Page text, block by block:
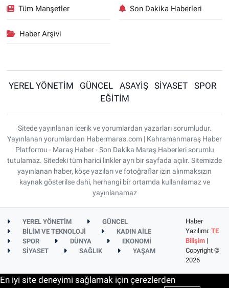
Tüm Manşetler Son Dakika Haberleri
Haber Arşivi
YEREL YÖNETİM GÜNCEL ASAYİŞ SİYASET
SPOR
EĞİTİM
Sitede yayınlanan içerik ve yorumlardan yazarları sorumludur.
Yayınlanan yorumlardan Habermaras.com | Kahramanmaraş Haber
Platformu - Maraş Haber - Son Dakika Maraş Haberleri sorumlu
tutulamaz. Sitedeki tüm harici linkler ayrı bir sayfada açılır. Sitemizde
yayınlanan haber, köşe yazıları ve fotoğraflar izin alınmaksızın
kaynak gösterilse dahi, herhangi bir ortamda kullanılamaz ve
yayınlanamaz
YEREL YÖNETİM
GÜNCEL
BİLİM VE TEKNOLOJİ
KADIN AİLE
SPOR
DÜNYA
EKONOMİ
SİYASET
SAĞLIK YAŞAM
Haber
Yazılımı: TE
Bilişim|
Copyright ©
2026
En iyi site deneyimi sağlamak için çerezlerden